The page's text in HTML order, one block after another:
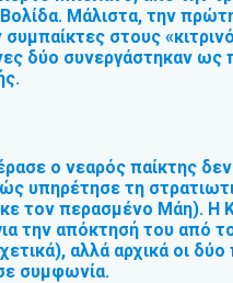
Μάλιστα, την
στους
δύο συνεργάστηκαν ως
ο νεαρός παίκτης δεν
υπηρέτησε τη
τον περασμένο Μάη). Η
την απόκτησή του από
αλλά αρχικά οι
συμφωνία.